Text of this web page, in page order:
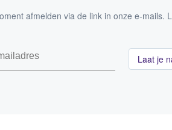
afmelden via de link in onze e-mails.
Laat je